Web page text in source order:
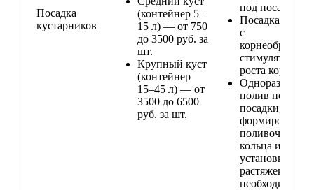
Посадка
кустарников
(контейнер 5–
15 л) — от 750
до 3500 руб. за
шт.
Крупный куст
(контейнер
15–45 л) — от
3500 до 6500
руб. за шт.
под посадку
Посадка
с
стимулятором
роста корней
Одноразовый
полив после
посадки,
формирование
поливочного
кольца и
установка
растяжек (при